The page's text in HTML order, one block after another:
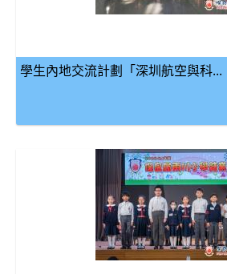
學生內地交流計劃「深圳航空與科...